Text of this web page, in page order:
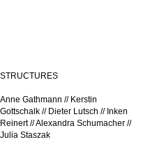
STRUCTURES
Anne Gathmann // Kerstin
Gottschalk // Dieter Lutsch // Inken
Reinert // Alexandra Schumacher //
Julia Staszak